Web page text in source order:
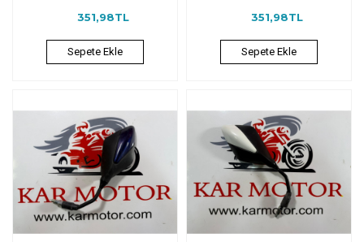
351,98TL
Sepete Ekle
351,98TL
Sepete Ekle